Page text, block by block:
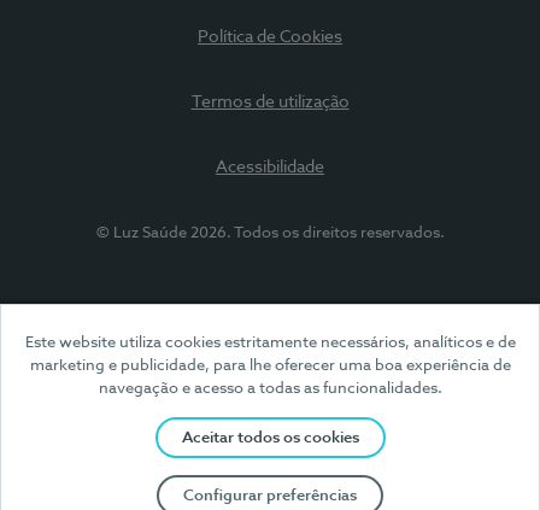
Este website utiliza cookies estritamente necessários, analíticos e de
marketing e publicidade, para lhe oferecer uma boa experiência de
navegação e acesso a todas as funcionalidades.
Aceitar todos os cookies
Configurar preferências
Política de Cookies
Termos de utilização
Acessibilidade
© Luz Saúde 2026. Todos os direitos reservados.